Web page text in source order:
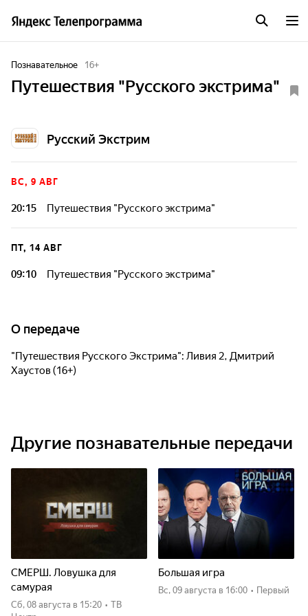
Познавательное 16+
Путешествия "Русского экстрима"
Русский Экстрим
ВС, 9 АВГ
20:15 Путешествия "Русского экстрима"
ПТ, 14 АВГ
09:10 Путешествия "Русского экстрима"
О передаче
"Путешествия Русского Экстрима": Ливия 2, Дмитрий
Хаустов (16+)
Другие познавательные передачи
СМЕРШ. Ловушка для
самурая
сб, 08 августа в 15:20 • ТВ
Большая игра
вс, 09 августа в 16:00 • Первый